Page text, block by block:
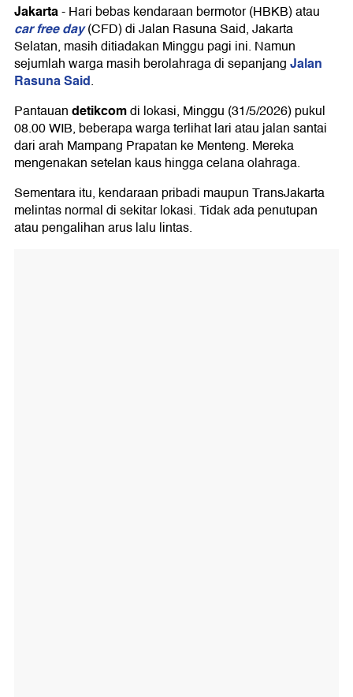
Jakarta-Hari bebas kendaraan bermotor (HBKB) atau
car free day(CFD) di Jalan Rasuna Said, Jakarta
Selatan, masih ditiadakan Minggu pagi ini. Namun
sejumlah warga masih berolahraga di sepanjangJalan
Rasuna Said.
Pantauandetikcomdi lokasi, Minggu (31/5/2026) pukul
08.00 WIB, beberapa warga terlihat lari atau jalan santai
dari arah Mampang Prapatan ke Menteng. Mereka
mengenakan setelan kaus hingga celana olahraga.
Sementara itu, kendaraan pribadi maupun TransJakarta
melintas normal di sekitar lokasi. Tidak ada penutupan
atau pengalihan arus lalu lintas.